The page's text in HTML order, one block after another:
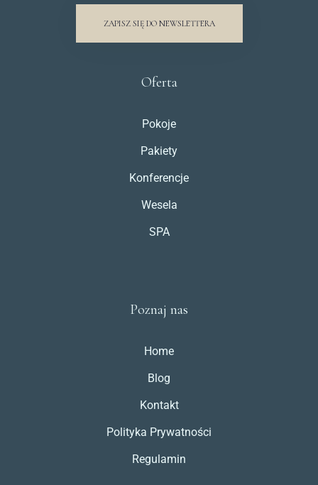
ZAPISZ SIĘ DO NEWSLETTERA
Oferta
Pokoje
Pakiety
Konferencje
Wesela
SPA
Poznaj nas
Home
Blog
Kontakt
Polityka Prywatności
Regulamin